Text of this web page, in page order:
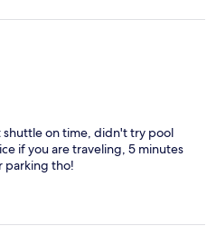
shuttle on time, didn't try pool
if you are traveling, 5 minutes
parking tho!